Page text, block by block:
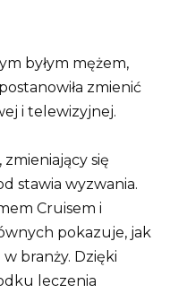
byłym mężem,
zmienić
i telewizyjnej.
zmieniający się
stawia wyzwania.
Cruisem i
pokazuje, jak
branży. Dzięki
leczenia